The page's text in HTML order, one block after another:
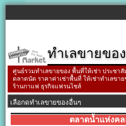
ทำเลขายขอ
ศูนย์รวมทำเลขายของ พื้นที่ให้เช่า ประชา
ตลาดนัด ราคาค่าเช่าพื้นที่ ให้เช่าทำเลขา
ร้านกาแฟ ธุรกิจแฟรนไชส์
ตลาดน้ำแห่งค